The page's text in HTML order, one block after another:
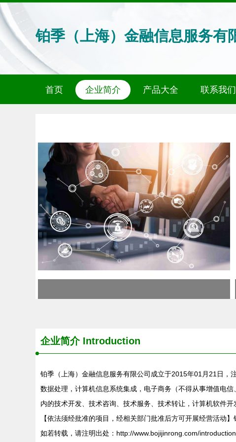
铂季（上海）金融信息服务有
首页 企业简介 产品大全 联系我们
企业简介 Introduction
铂季（上海）金融信息服务有限公司成立于2015年01月21日
数据处理，计算机信息系统集成，电子商务（不得从事增值电
内的技术开发、技术咨询、技术服务、技术转让，计算机软件
【依法须经批准的项目，经相关部门批准后方可开展经营活动
如若转载，请注明出处：http://www.bojijinrong.com/